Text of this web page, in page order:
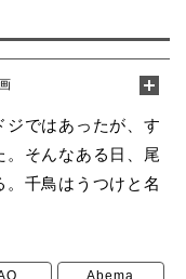
ではあったが、す
。そんなある日、尾
千鳥はうつけと名
Abema